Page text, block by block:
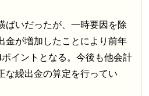
ばいだったが、一時要因を除
金が増加したことにより前年
ポイントとなる。今後も他会計
な繰出金の算定を行ってい